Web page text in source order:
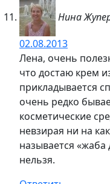
Нина
02.08.2013
Лена, очень
что достаю крем
прикладывается
очень редко
косметические
невзирая ни на
называется
нельзя.